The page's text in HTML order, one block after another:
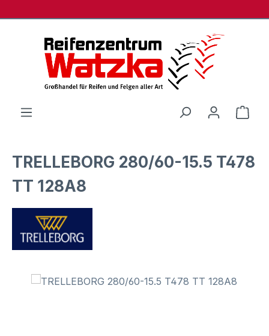
TRELLEBORG 280/60-15.5 T478
TT 128A8
Bildergalerie überspringen